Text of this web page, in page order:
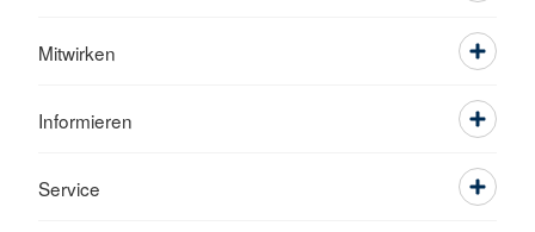
Mitwirken
Informieren
Service